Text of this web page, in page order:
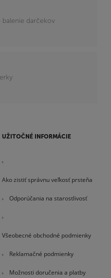
balenie darčekov
UŽITOČNÉ INFORMÁCIE
Ako zistiť správnu veľkosť prsteňa
Odporúčania na starostlivosť
Všeobecné obchodné podmienky
Reklamačné podmienky
Možnosti doručenia a platby